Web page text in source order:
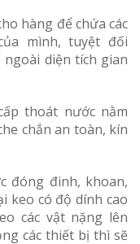
hàng để chứa các
mình, tuyệt đối
diện tích gian
thoát nước nằm
chắn an toàn, kín
đóng đinh, khoan,
keo có độ dính cao
các vật nặng lên
các thiết bị thì sẽ